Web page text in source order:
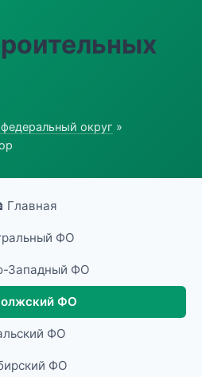
округ »
Главная
ФО
Западный ФО
ФО
ФО
ФО